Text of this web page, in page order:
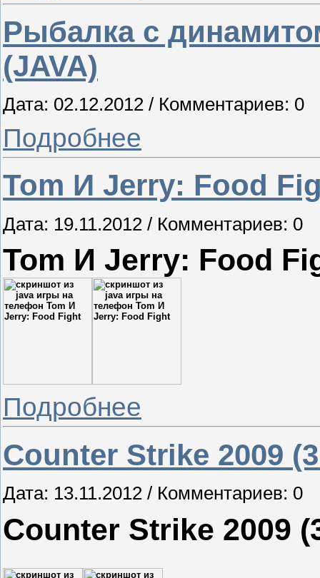
Рыбалка с
(JAVA)
Дата: 02.12.2012 / Комментариев: 0
Подробнее
Tom И Jerry: Food
Дата: 19.11.2012 / Комментариев: 0
Tom И Jerry: Food
Подробнее
Counter Strike 2009
Дата: 13.11.2012 / Комментариев: 0
Counter Strike 2009